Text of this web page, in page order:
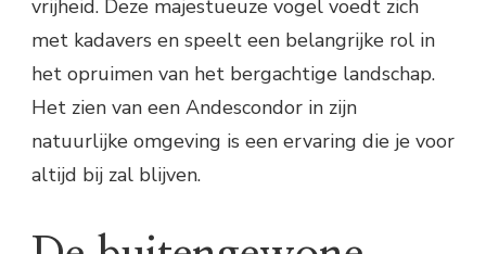
vrijheid. Deze majestueuze vogel voedt zich
met kadavers en speelt een belangrijke rol in
het opruimen van het bergachtige landschap.
Het zien van een Andescondor in zijn
natuurlijke omgeving is een ervaring die je voor
altijd bij zal blijven.